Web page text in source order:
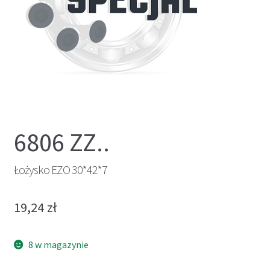
6806 ZZ..
Łożysko EZO 30*42*7
19,24 zł
8 w magazynie